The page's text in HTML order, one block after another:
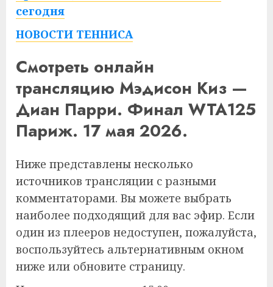
сегодня
НОВОСТИ ТЕННИСА
Смотреть онлайн
трансляцию Мэдисон Киз —
Диан Парри. Финал WTA125
Париж. 17 мая 2026.
Ниже представлены несколько
источников трансляции с разными
комментаторами. Вы можете выбрать
наиболее подходящий для вас эфир. Если
один из плееров недоступен, пожалуйста,
воспользуйтесь альтернативным окном
ниже или обновите страницу.